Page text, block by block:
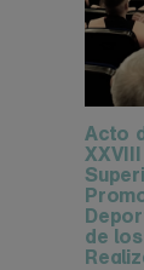
Acto
de